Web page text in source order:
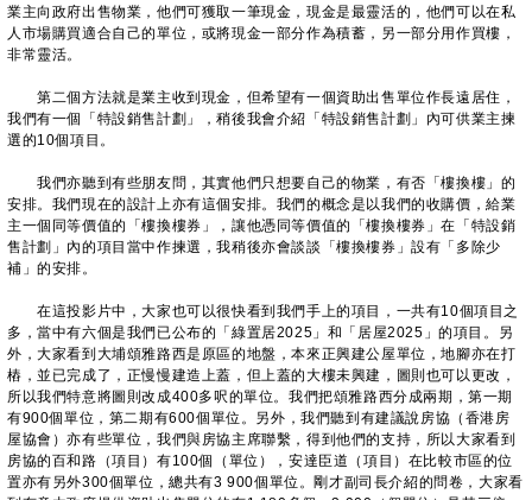
業主向政府出售物業，他們可獲取一筆現金，現金是最靈活的，他們可以在私
人市場購買適合自己的單位，或將現金一部分作為積蓄，另一部分用作買樓，
非常靈活。
第二個方法就是業主收到現金，但希望有一個資助出售單位作長遠居住，
我們有一個「特設銷售計劃」，稍後我會介紹「特設銷售計劃」內可供業主揀
選的10個項目。
我們亦聽到有些朋友問，其實他們只想要自己的物業，有否「樓換樓」的
安排。我們現在的設計上亦有這個安排。我們的概念是以我們的收購價，給業
主一個同等價值的「樓換樓券」，讓他憑同等價值的「樓換樓券」在「特設銷
售計劃」內的項目當中作揀選，我稍後亦會談談「樓換樓券」設有「多除少
補」的安排。
在這投影片中，大家也可以很快看到我們手上的項目，一共有10個項目之
多，當中有六個是我們已公布的「綠置居2025」和「居屋2025」的項目。另
外，大家看到大埔頌雅路西是原區的地盤，本來正興建公屋單位，地腳亦在打
樁，並已完成了，正慢慢建造上蓋，但上蓋的大樓未興建，圖則也可以更改，
所以我們特意將圖則改成400多呎的單位。我們把頌雅路西分成兩期，第一期
有900個單位，第二期有600個單位。另外，我們聽到有建議說房協（香港房
屋協會）亦有些單位，我們與房協主席聯繫，得到他們的支持，所以大家看到
房協的百和路（項目）有100個（單位），安達臣道（項目）在比較市區的位
置亦有另外300個單位，總共有3 900個單位。剛才副司長介紹的問卷，大家看